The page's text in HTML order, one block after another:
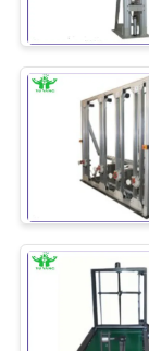
VỀ
CHÚNG
THAM
QUAN
NHÀ
Bộ